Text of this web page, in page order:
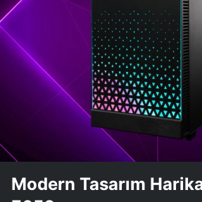
Modern Tasarım